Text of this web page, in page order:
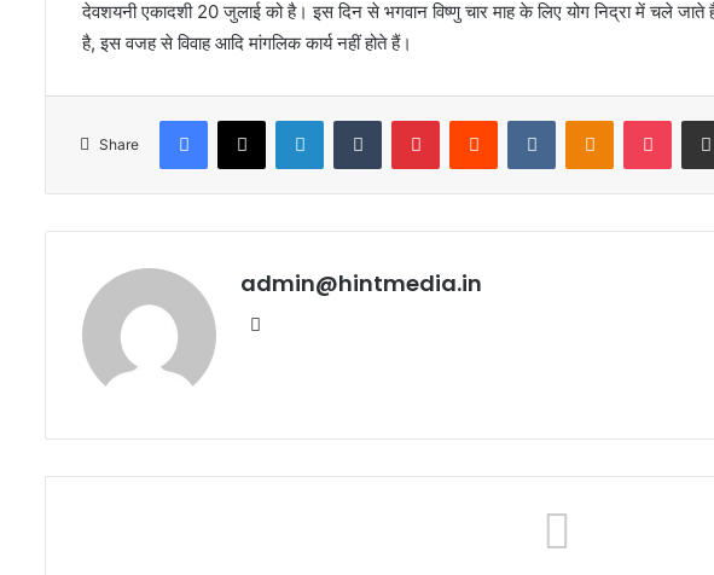
देवशयनी एकादशी 20 जुलाई को है। इस दिन से भगवान विष्णु चार माह के लिए योग निद्रा में चले जाते
है, इस वजह से विवाह आदि मांगलिक कार्य नहीं होते हैं।
Share
Facebook
X LinkedInTumblr PinterestReddit VKontakte
admin@hintmedia.in